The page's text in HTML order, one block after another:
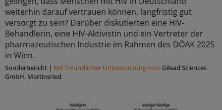
weiterhin darauf vertrauen können, langfristig gut
versorgt zu sein? Darüber diskutierten eine HIV-
Behandlerin, eine HIV-Aktivistin und ein Vertreter der
pharmazeutischen Industrie im Rahmen des DÖAK 2025
in Wien.
Sonderbericht | Mit freundlicher Unterstützung von: Gilead Sciences
GmbH, Martinsried